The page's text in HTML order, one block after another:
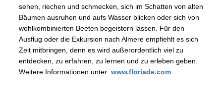
sehen, riechen und schmecken, sich im Schatten von alten
Bäumen ausruhen und aufs Wasser blicken oder sich von
wohlkombinierten Beeten begeistern lassen. Für den
Ausflug oder die Exkursion nach Almere empfiehlt es sich
Zeit mitbringen, denn es wird außerordentlich viel zu
entdecken, zu erfahren, zu lernen und zu erleben geben.
Weitere Informationen unter: www.floriade.com